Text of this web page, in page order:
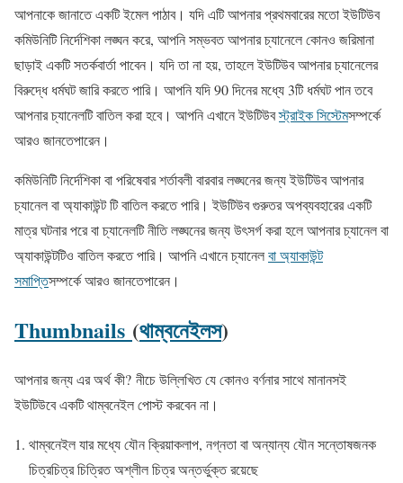
আপনাকে জানাতে একটি ইমেল পাঠাব। যদি এটি আপনার প্রথমবারের মতো ইউটিউব
কমিউনিটি নির্দেশিকা লঙ্ঘন করে, আপনি সম্ভবত আপনার চ্যানেলে কোনও জরিমানা
ছাড়াই একটি সতর্কবার্তা পাবেন। যদি তা না হয়, তাহলে ইউটিউব আপনার চ্যানেলের
বিরুদ্ধে ধর্মঘট জারি করতে পারি। আপনি যদি 90 দিনের মধ্যে 3টি ধর্মঘট পান তবে
আপনার চ্যানেলটি বাতিল করা হবে। আপনি এখানে ইউটিউবস্ট্রাইক সিস্টেমসম্পর্কে
আরও জানতেপারেন।
কমিউনিটি নির্দেশিকা বা পরিষেবার শর্তাবলী বারবার লঙ্ঘনের জন্য ইউটিউব আপনার
চ্যানেল বা অ্যাকাউন্ট টি বাতিল করতে পারি। ইউটিউব গুরুতর অপব্যবহারের একটি
মাত্র ঘটনার পরে বা চ্যানেলটি নীতি লঙ্ঘনের জন্য উৎসর্গ করা হলে আপনার চ্যানেল বা
অ্যাকাউন্টটিও বাতিল করতে পারি। আপনি এখানে চ্যানেলবা অ্যাকাউন্ট
সমাপ্তিসম্পর্কে আরও জানতেপারেন।
Thumbnails (থাম্বনেইলস)
আপনার জন্য এর অর্থ কী? নীচে উল্লিখিত যে কোনও বর্ণনার সাথে মানানসই
ইউটিউবে একটি থাম্বনেইল পোস্ট করবেন না।
থাম্বনেইল যার মধ্যে যৌন ক্রিয়াকলাপ, নগ্নতা বা অন্যান্য যৌন সন্তোষজনক
চিত্রচিত্র চিত্রিত অশ্লীল চিত্র অন্তর্ভুক্ত রয়েছে